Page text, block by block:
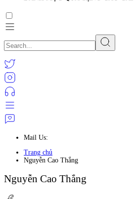
Mail Us:
Trang chủ
Nguyễn Cao Thắng
Nguyễn Cao Thắng